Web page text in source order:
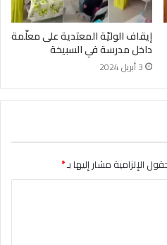
إيقاف الوليّة المعتدية على معلّمة
داخل مدرسة في السبيخة
3 أبريل 2024
الإلزامية مشار إليها بـ*